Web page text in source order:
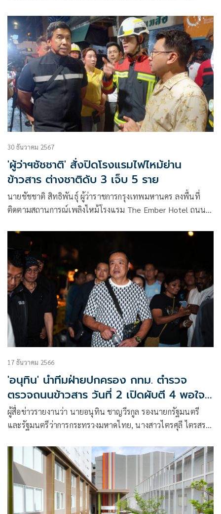
30 ธันวาคม 2567
'ผู้ว่าฯชัชชาติ' สั่งปิดโรงแรมไฟไหม้ย่าน
ข้าวสาร ต่างชาติดับ 3 เจ็บ 5 ราย
นายชัชชาติ สิทธิพันธุ์ ผู้ว่าราชการกรุงเทพมหานคร ลงพื้นที่
ติดตามสถานการณ์เพลิงไหม้โรงแรม The Ember Hotel ถนน
17 ธันวาคม 2566
'อนุทิน' นำทีมฝ่ายปกครอง กทม. ตำรวจ
ตรวจถนนข้าวสาร วันที่ 2 เปิดผับตี 4 พอใจ
ทุกฝ่ายให้ความร่วมมือ แง้ม หากไร้ปัญหา ไม่มี
ความวุ่นวาย อาจขยายพื้นที่โซนนิ่ง
ผู้สื่อข่าวรายงานว่า นายอนุทิน ชาญวีรกูล รองนายกรัฐมนตรี
และรัฐมนตรีว่าการกระทรวงมหาดไทย, นางสาวไตรศุลี ไตรสรณ
กรมการปกครอง ร่วมด้วยเจ้าหน้าที่ฝ่ายปกครอง, ตำรวจ และ
กรุงเทพมหานคร ได้เดินทางลงพื้นที่ตรวจเยี่ยมบริเวณถนน
ข้าวสาร กรุงเทพฯ แหล่งท่องเที่ยวชื่อดัง